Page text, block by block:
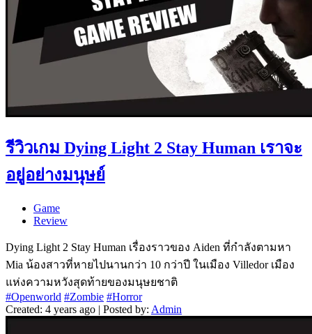
รีวิวเกม Dying Light 2 Stay Human เราจะ
อยู่อย่างมนุษย์
Game
Review
Dying Light 2 Stay Human เรื่องราวของ Aiden ที่กำลังตามหา
Mia น้องสาวที่หายไปนานกว่า 10 กว่าปี ในเมือง Villedor เมือง
แห่งความหวังสุดท้ายของมนุษยชาติ
#Openworld #Zombie #Horror
Created: 4 years ago | Posted by: Admin